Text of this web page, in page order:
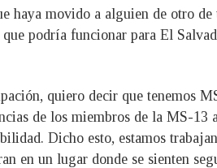
haya movido a alguien de otro de
podría funcionar para El
quiero decir que tenemos
de los miembros de la MS-13
Dicho esto, estamos
en un lugar donde se sienten